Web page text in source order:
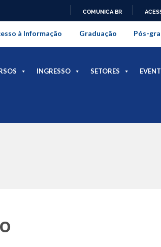
PARA
O
COMUNICA BR
da Universidade
à Informação Graduação Pós-
INGRESSO SETORES